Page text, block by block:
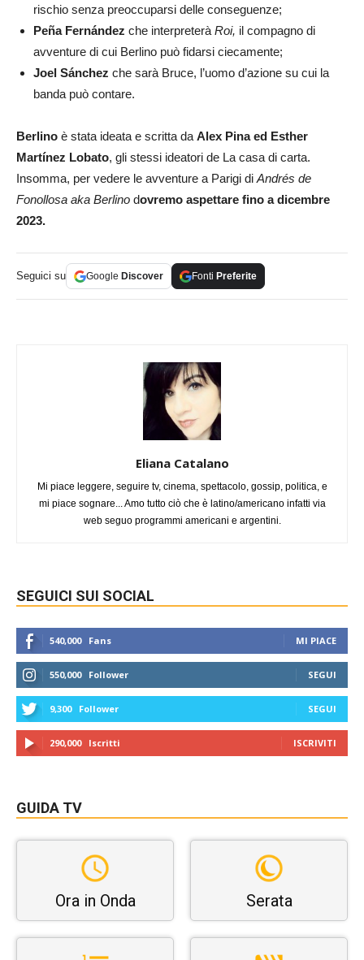
rischio senza preoccuparsi delle conseguenze;
Peña Fernández che interpreterà Roi, il compagno di
avventure di cui Berlino può fidarsi ciecamente;
Joel Sánchez che sarà Bruce, l’uomo d’azione su cui la
banda può contare.
Berlino è stata ideata e scritta da Alex Pina ed Esther
Martínez Lobato, gli stessi ideatori de La casa di carta.
Insomma, per vedere le avventure a Parigi di Andrés de
Fonollosa aka Berlino dovremo aspettare fino a dicembre
2023.
Seguici su Google Discover Fonti Preferite
Eliana Catalano
Mi piace leggere, seguire tv, cinema, spettacolo, gossip, politica, e
mi piace sognare... Amo tutto ciò che è latino/americano infatti via
web seguo programmi americani e argentini.
SEGUICI SUI SOCIAL
540,000 Fans MI PIACE
550,000 Follower SEGUI
9,300 Follower SEGUI
290,000 Iscritti ISCRIVITI
GUIDA TV
Ora in Onda Serata